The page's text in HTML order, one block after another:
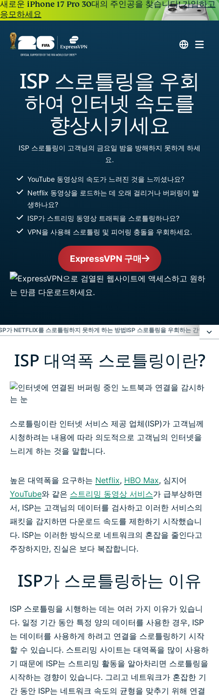
새로운 iPhone 17 Pro 30대의 주인공을 찾습니다!가입하고
응모하세요
ISP 스로틀링을 우회
하여 인터넷 속도를
향상시키세요
ISP 스로틀링이 고객님의 금요일 밤을 방해하지 못하게 하세
요.
YouTube 동영상의 속도가 느려진 것을 느끼셨나요?
Netflix 동영상을 로드하는 데 오래 걸리거나 버퍼링이 발
생하나요?
ISP가 스트리밍 동영상 트래픽을 스로틀링하나요?
VPN을 사용해 스로틀링 및 피어링 충돌을 우회하세요.
ExpressVPN 구매
가 NETFLIX를 스로틀링하지 못하게 하는 방법ISP 스로틀링을 우회하는 간단한 3
ISP 대역폭 스로틀링이란?
ISP가 스로틀링하는 이유
ISP가 Netflix를 스로틀링하지 못하게 하는 방법
ISP 스로틀링을 우회하는 간단한 3단계
자주 묻는 질문:ISP 스로틀링
ISP가 스트리밍 동영상을 스로틀링하지 못하게 하세요
ISP 대역폭 스로틀링이란?
스로틀링이란 인터넷 서비스 제공 업체(ISP)가 고객님께
시청하려는 내용에 따라 의도적으로 고객님의 인터넷을
느리게 하는 것을 말합니다.
높은 대역폭을 요구하는 Netflix, HBO Max, 심지어
YouTube와 같은 스트리밍 동영상 서비스가 급부상하면
서, ISP는 고객님의 데이터를 검사하고 이러한 서비스의
패킷을 감지하면 다운로드 속도를 제한하기 시작했습니
다. ISP는 이러한 방식으로 네트워크의 혼잡을 줄인다고
주장하지만, 진실은 보다 복잡합니다.
ISP가 스로틀링하는 이유
ISP 스로틀링을 시행하는 데는 여러 가지 이유가 있습니
다. 일정 기간 동안 특정 양의 데이터를 사용한 경우, ISP
는 데이터를 사용하게 하려고 연결을 스로틀링하기 시작
할 수 있습니다. 스트리밍 사이트는 대역폭을 많이 사용하
기 때문에 ISP는 스트리밍 활동을 알아차리면 스로틀링을
시작하는 경향이 있습니다. 그리고 네트워크가 혼잡한 기
간 동안 ISP는 네트워크 속도의 균형을 맞추기 위해 연결